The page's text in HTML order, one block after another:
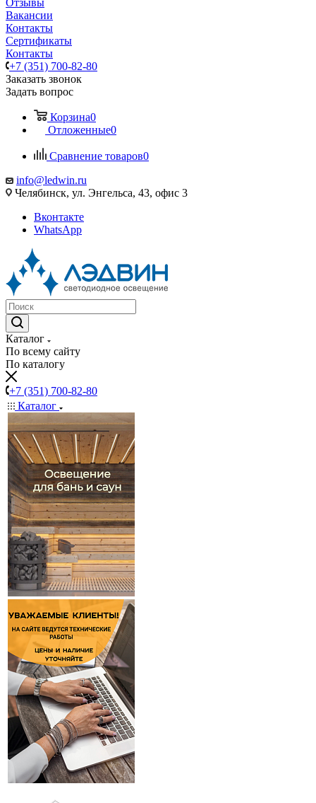
Отзывы
Вакансии
Контакты
Сертификаты
Контакты
+7 (351) 700-82-80
Заказать звонок
Задать вопрос
Корзина0
Отложенные0
Сравнение товаров0
info@ledwin.ru
Челябинск, ул. Энгельса, 43, офис 3
Вконтакте
WhatsApp
Каталог
По всему сайту
По каталогу
+7 (351) 700-82-80
Каталог